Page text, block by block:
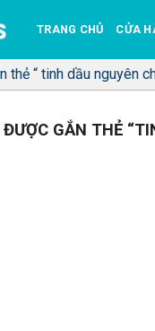
TRANG CHỦ CỬA
thẻ “ tinh dầu nguyên
GẮN THẺ